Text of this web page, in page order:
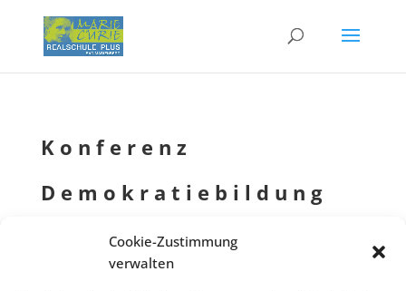
Cookie-Zustimmung
verwalten
Konfe­renz
Demokratiebildung
Eventmanager | 19.11.2024